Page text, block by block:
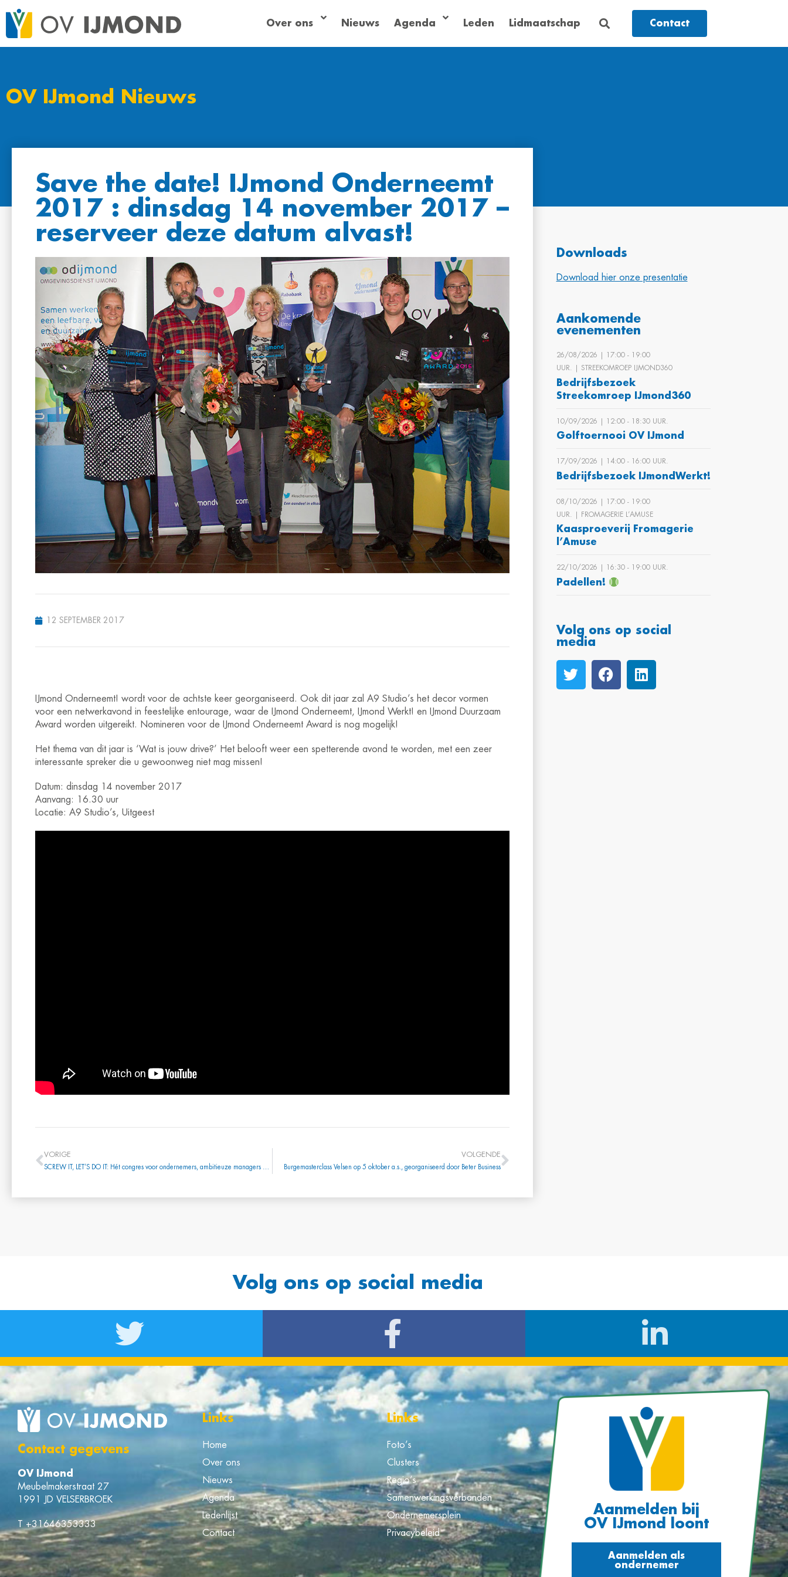
Over ons Nieuws Agenda Leden Lidmaatschap Contact
OV IJmond Nieuws
Save the date! IJmond Onderneemt
2017 : dinsdag 14 november 2017 –
reserveer deze datum alvast!
12 SEPTEMBER 2017
IJmond Onderneemt! wordt voor de achtste keer georganiseerd. Ook dit jaar zal A9 Studio’s het decor vormen
voor een netwerkavond in feestelijke entourage, waar de IJmond Onderneemt, IJmond Werkt! en IJmond Duurzaam
Award worden uitgereikt. Nomineren voor de IJmond Onderneemt Award is nog mogelijk!
Het thema van dit jaar is ‘Wat is jouw drive?’ Het belooft weer een spetterende avond te worden, met een zeer
interessante spreker die u gewoonweg niet mag missen!
Datum: dinsdag 14 november 2017
Aanvang: 16.30 uur
Locatie: A9 Studio’s, Uitgeest
VORIGE
SCREW IT, LET’S DO IT: Hét congres voor ondernemers, ambitieuze managers en directeuren tot 40 jaar! op 6&7 oktober a.s.
VOLGENDE
Burgemasterclass Velsen op 5 oktober a.s., georganiseerd door Beter Business
Downloads
Download hier onze presentatie
Aankomende
evenementen
26/08/2026 | 17:00 ‐ 19:00
UUR. | STREEKOMROEP IJMOND360
Bedrijfsbezoek
Streekomroep IJmond360
10/09/2026 | 12:00 ‐ 18:30 UUR.
Golftoernooi OV IJmond
17/09/2026 | 14:00 ‐ 16:00 UUR.
Bedrijfsbezoek IJmondWerkt!
08/10/2026 | 17:00 ‐ 19:00
UUR. | FROMAGERIE L’AMUSE
Kaasproeverij Fromagerie
l’Amuse
22/10/2026 | 16:30 ‐ 19:00 UUR.
Padellen!
Volg ons op social
media
Volg ons op social media
Contact gegevens
OV IJmond
Meubelmakerstraat 27
1991 JD VELSERBROEK
T +31646353333
Links
Home
Over ons
Nieuws
Agenda
Ledenlijst
Contact
Links
Foto’s
Clusters
Regio’s
Samenwerkingsverbanden
Ondernemersplein
Privacybeleid
Aanmelden bij
OV IJmond loont
Aanmelden als
ondernemer